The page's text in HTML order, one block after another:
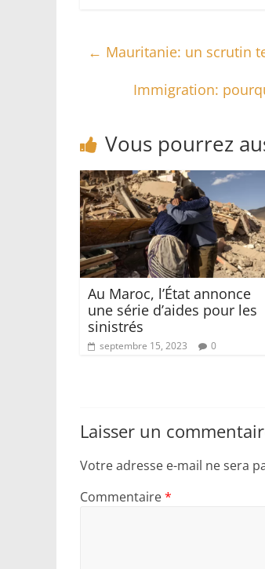
← Mauritanie: un scrutin
Immigration:
Vous pourrez
Au Maroc, l’État annonce
une série d’aides pour les
sinistrés
septembre 15, 2023 0
Laisser un
Votre adresse e-mail ne sera
Commentaire*